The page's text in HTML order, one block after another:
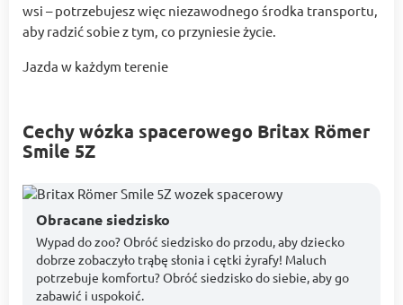
wsi – potrzebujesz więc niezawodnego środka transportu,
aby radzić sobie z tym, co przyniesie życie.
Jazda w każdym terenie
Cechy wózka spacerowego Britax Römer
Smile 5Z
Obracane siedzisko
Wypad do zoo? Obróć siedzisko do przodu, aby dziecko
dobrze zobaczyło trąbę słonia i cętki żyrafy! Maluch
potrzebuje komfortu? Obróć siedzisko do siebie, aby go
zabawić i uspokoić.